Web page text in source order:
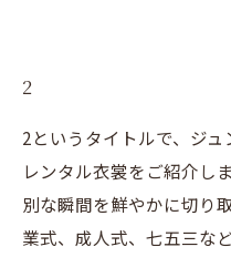
2
2というタイトルで、ジ
レンタル衣裳をご紹介し
別な瞬間を鮮やかに切り
業式、成人式、七五三な